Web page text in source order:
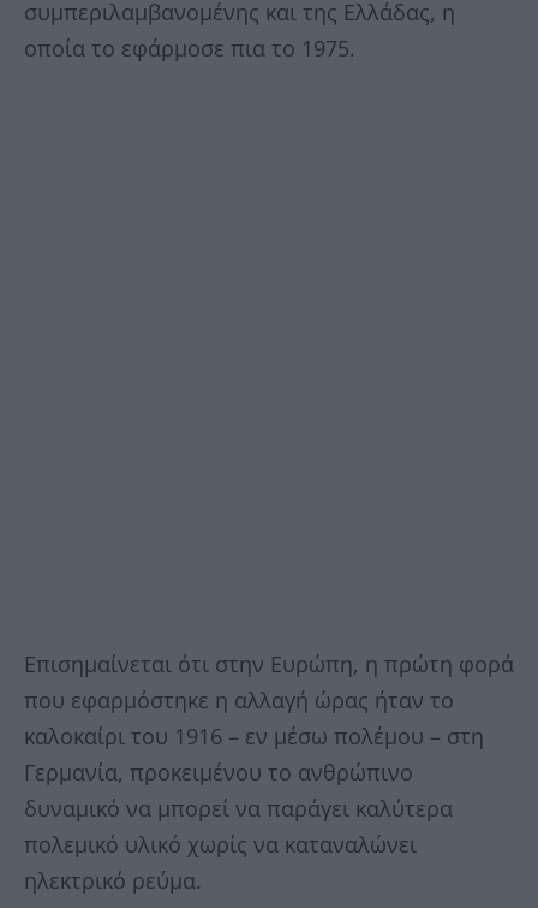
συμπεριλαμβανομένης και της Ελλάδας, η
οποία το εφάρμοσε πια το 1975.
Επισημαίνεται ότι στην Ευρώπη, η πρώτη φορά
που εφαρμόστηκε η αλλαγή ώρας ήταν το
καλοκαίρι του 1916 – εν μέσω πολέμου – στη
Γερμανία, προκειμένου το ανθρώπινο
δυναμικό να μπορεί να παράγει καλύτερα
πολεμικό υλικό χωρίς να καταναλώνει
ηλεκτρικό ρεύμα.